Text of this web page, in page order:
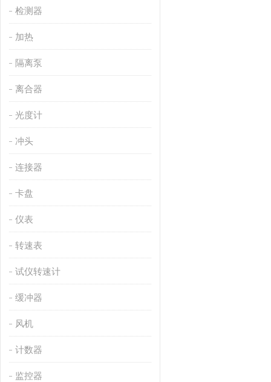
检测器
加热
隔离泵
离合器
光度计
冲头
连接器
卡盘
仪表
转速表
试仪转速计
缓冲器
风机
计数器
监控器